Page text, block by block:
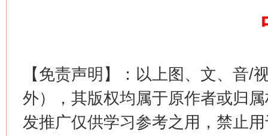
【免责声明】：以上图、文、音/
外），其版权均属于原作者或归
发推广仅供学习参考之用，禁止
这是一记警钟！ 谢